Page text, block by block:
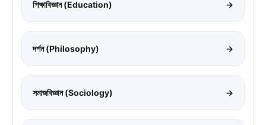
শিক্ষাবিজ্ঞান (Education) →
দর্শন (Philosophy) →
সমাজবিজ্ঞান (Sociology) →